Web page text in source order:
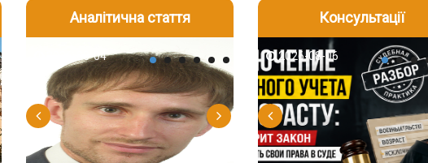
2026-08-06
Аналітична стаття
2026-08-04 2026-08-04
Консультації
2026-08-05 2026-08-06
2026-07-30